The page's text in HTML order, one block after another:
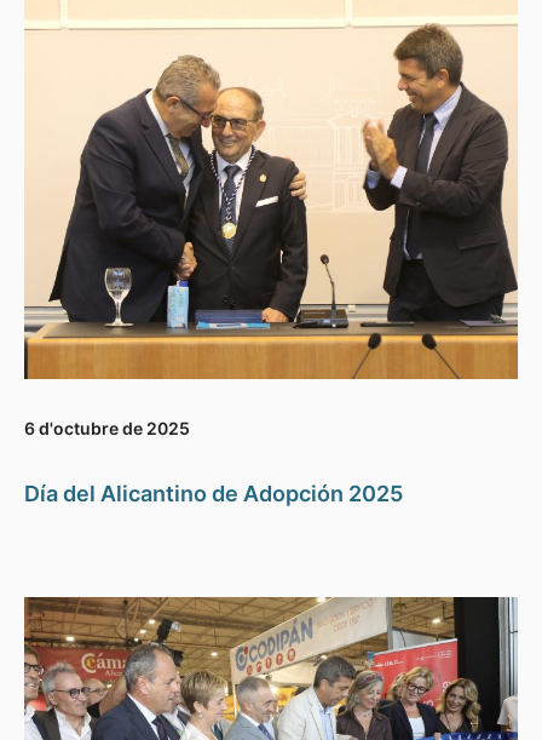
6 d'octubre de 2025
Día del Alicantino de Adopción 2025